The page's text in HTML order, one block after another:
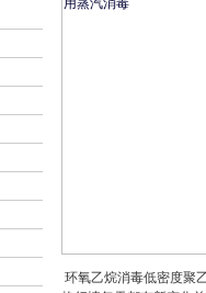
环氧乙烷消毒低密度聚